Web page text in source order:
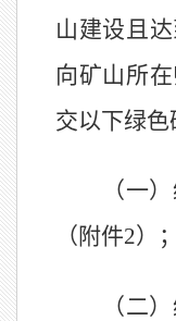
山建设且
向矿山所
交以下绿色
（一
（附件2）；
（二